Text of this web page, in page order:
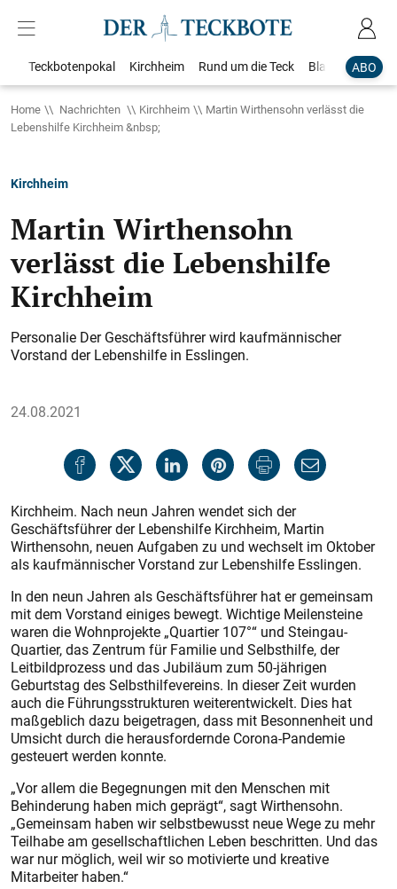
ABO
Teckbotenpokal Kirchheim Rund um die Teck Blaulicht
Home Nachrichten Kirchheim
Martin Wirthensohn verlässt die
Lebenshilfe Kirchheim &nbsp;
Kirchheim
Martin Wirthensohn
verlässt die Lebenshilfe
Kirchheim
Personalie Der Geschäftsführer wird kaufmännischer
Vorstand der Lebenshilfe in Esslingen.
24.08.2021
Kirchheim. Nach neun Jahren wendet sich der
Geschäftsführer der Lebenshilfe Kirchheim, Martin
Wirthensohn, neuen Aufgaben zu und wechselt im Oktober
als kaufmännischer Vorstand zur Lebenshilfe Esslingen.
In den neun Jahren als Geschäftsführer hat er gemeinsam
mit dem Vorstand einiges bewegt. Wichtige Meilensteine
waren die Wohnprojekte „Quartier 107°“ und Steingau-
Quartier, das Zentrum für Familie und Selbsthilfe, der
Leitbildprozess und das Jubiläum zum 50-jährigen
Geburtstag des Selbsthilfevereins. In dieser Zeit wurden
auch die Führungsstrukturen weiterentwickelt. Dies hat
maßgeblich dazu beigetragen, dass mit Besonnenheit und
Umsicht durch die herausfordernde Corona-Pandemie
gesteuert werden konnte.
„Vor allem die Begegnungen mit den Menschen mit
Behinderung haben mich geprägt“, sagt Wirthensohn.
„Gemeinsam haben wir selbstbewusst neue Wege zu mehr
Teilhabe am gesellschaftlichen Leben beschritten. Und das
war nur möglich, weil wir so motivierte und kreative
Mitarbeiter haben.“